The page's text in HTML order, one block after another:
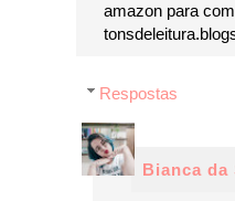
amazon para
Respostas
Bianca da